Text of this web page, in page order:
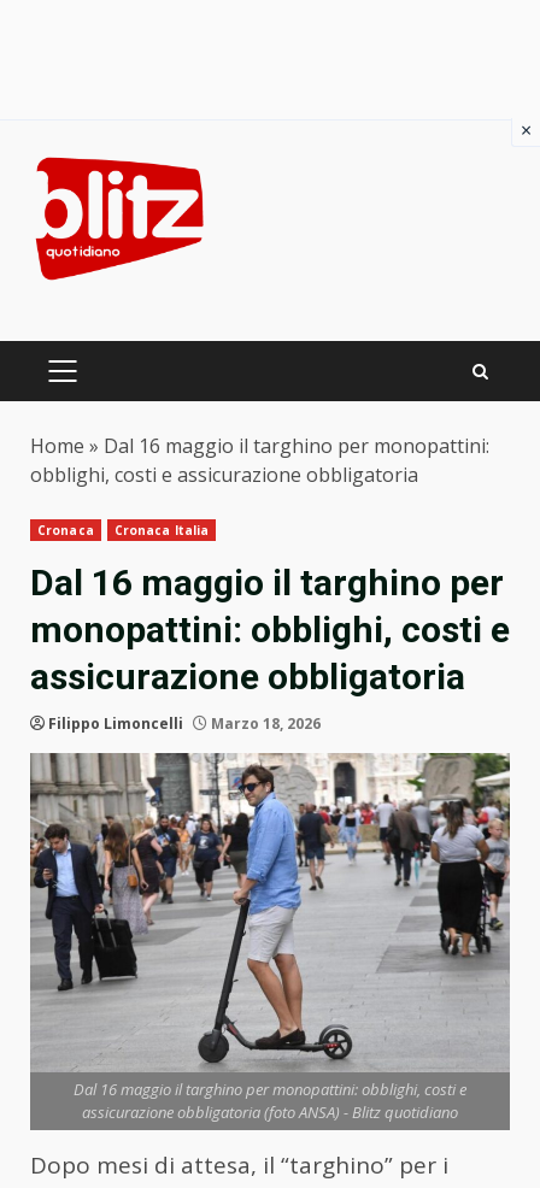
content
PRIMARY
Home » Dal 16 maggio il targhino per monopattini:
obblighi, costi e assicurazione obbligatoria
Cronaca Cronaca Italia
Dal 16 maggio il targhino per
monopattini: obblighi, costi e
assicurazione obbligatoria
Filippo Limoncelli Marzo 18, 2026
Dal 16 maggio il targhino per monopattini: obblighi, costi e
assicurazione obbligatoria (foto ANSA) - Blitz quotidiano
Dopo mesi di attesa, il “targhino” per i
×